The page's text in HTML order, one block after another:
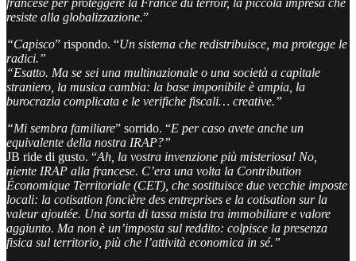
francese per proteggere la France du terroir, la piccola impresa che
resiste alla globalizzazione.”
“Capisco” rispondo. “Un sistema che redistribuisce, ma protegge le
radici.”
“Esatto. Ma se sei una multinazionale o una società a capitale
straniero, la musica cambia: la base imponibile è ampia, la
burocrazia complicata e le verifiche fiscali… creative.”
“Mi sembra familiare” sorrido. “E per caso avete anche un
equivalente della nostra IRAP?”
JB ride di gusto. “Ah, la vostra invenzione più misteriosa! No,
niente IRAP alla francese. C’era una volta la Contribution
Économique Territoriale (CET), che sostituisce due vecchie imposte
locali: la cotisation foncière des entreprises e la cotisation sur la
valeur ajoutée. Una sorta di tassa mista tra immobiliare e valore
aggiunto. Ma non è un’imposta sul reddito: colpisce la presenza
fisica sul territorio, più che l’attività economica in sé.”